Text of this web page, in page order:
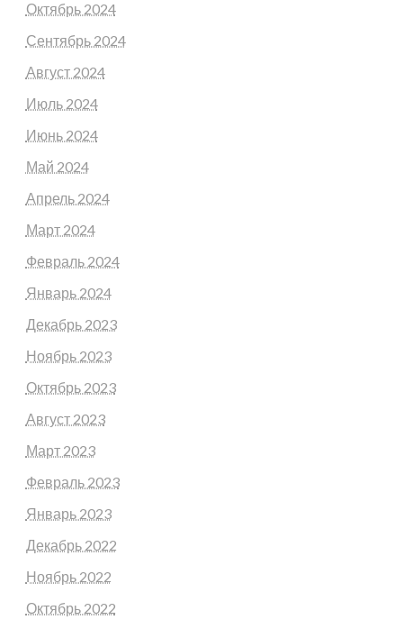
Октябрь 2024
Сентябрь 2024
Август 2024
Июль 2024
Июнь 2024
Май 2024
Апрель 2024
Март 2024
Февраль 2024
Январь 2024
Декабрь 2023
Ноябрь 2023
Октябрь 2023
Август 2023
Март 2023
Февраль 2023
Январь 2023
Декабрь 2022
Ноябрь 2022
Октябрь 2022